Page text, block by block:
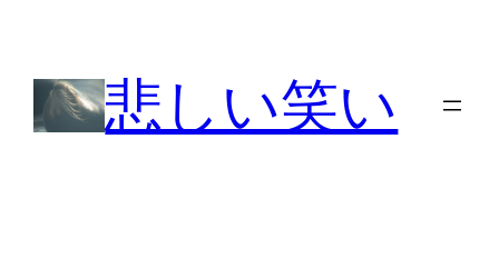
悲しい笑い